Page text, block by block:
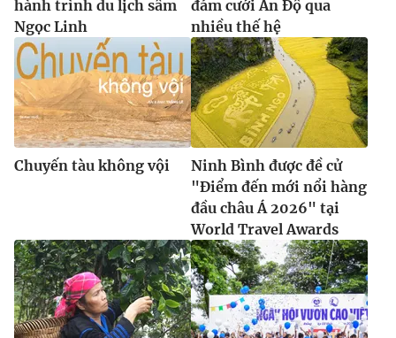
hành trình du lịch sâm
Ngọc Linh
đám cưới Ấn Độ qua
nhiều thế hệ
Chuyến tàu không vội
Ninh Bình được đề cử
"Điểm đến mới nổi hàng
đầu châu Á 2026" tại
World Travel Awards